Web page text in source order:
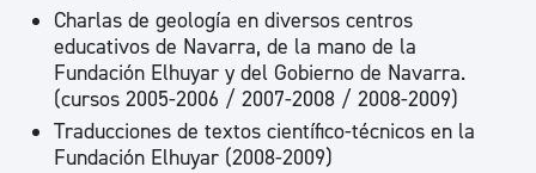
Charlas de geología en diversos centros
educativos de Navarra, de la mano de la
Fundación Elhuyar y del Gobierno de Navarra.
(cursos 2005-2006 / 2007-2008 / 2008-2009)
Traducciones de textos científico-técnicos en la
Fundación Elhuyar (2008-2009)